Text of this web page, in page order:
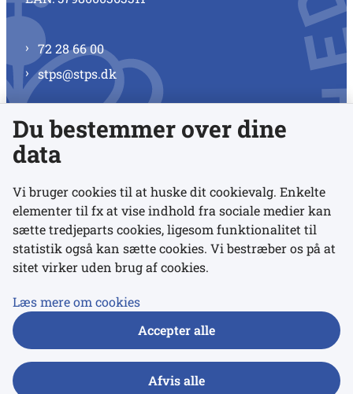
72 28 66 00
stps@stps.dk
Se alle kontaktnumre
Links
Udgivelser
Du bestemmer over dine
data
Vi bruger cookies til at huske dit cookievalg. Enkelte
elementer til fx at vise indhold fra sociale medier kan
sætte tredjeparts cookies, ligesom funktionalitet til
statistik også kan sætte cookies. Vi bestræber os på at
sitet virker uden brug af cookies.
Læs mere om cookies
Accepter alle
Afvis alle